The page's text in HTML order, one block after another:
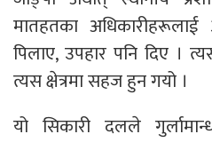
मातहतका
पिलाए, उपहार पनि दिए ।
त्यस क्षेत्रमा सहज हुन गयो ।
यो सिकारी दलले